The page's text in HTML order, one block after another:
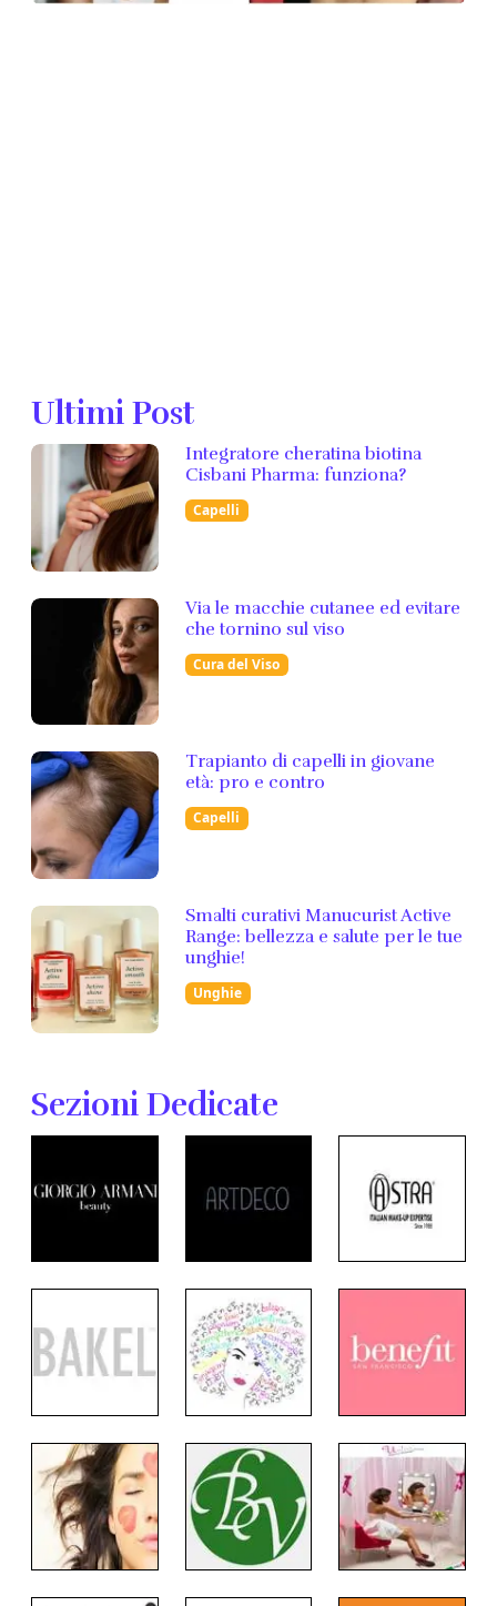
Ultimi Post
Integratore cheratina biotina
Cisbani Pharma: funziona?
Capelli
Via le macchie cutanee ed evitare
che tornino sul viso
Cura del Viso
Trapianto di capelli in giovane
età: pro e contro
Capelli
Smalti curativi Manucurist Active
Range: bellezza e salute per le tue
unghie!
Unghie
Sezioni Dedicate